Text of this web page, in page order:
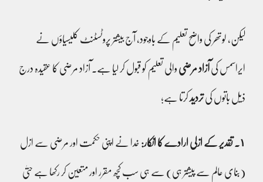
لیکن، لوتھر کی واضح تعلیم کے باوجود، آج بیشتر پروٹسٹنٹ کلیسیاؤں نے
ایراسمس کیآزاد مرضی والی تعلیم کو قبول کر لیا ہے۔ آزاد مرضی کا عقیدہ درج
ذیل باتوں کیتردیدکرتا ہے؛
١۔ تقدیر کے ازلی ارادے کا انکار: خدا نے اپنی حکمت اور مرضی سے ازل
(بنای عالم سے پیشتر ہی) سے ہی سب کچھ مقرر اور متعین کر رکھا ہے حتیٰ